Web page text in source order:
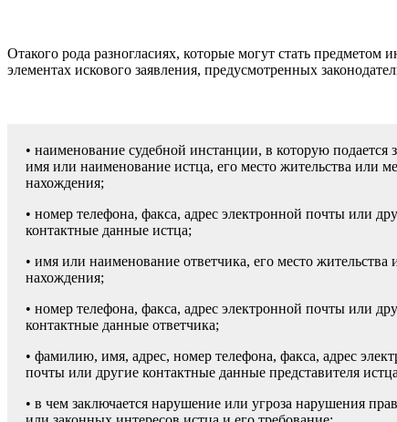
Отакого рода разногласиях, которые могут стать
элементах искового заявления, пред­усмотренных
• наименование судебной инстанции, в ко­торую подается
имя или наименование истца, его место жительства или
нахождения;
• номер телефона, факса, адрес электрон­ной почты или
контактные данные истца;
• имя или наименование ответчика, его ме­сто жительства
нахождения;
• номер телефона, факса, адрес электрон­ной почты или
контактные данные от­ветчика;
• фамилию, имя, адрес, номер телефона, факса, адрес
почты или другие контактные данные представителя
• в чем заключается нарушение или угроза нарушения